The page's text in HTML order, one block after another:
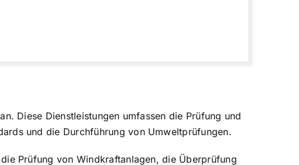
Diese Dienstleistungen umfassen die Prüfung und
und die Durchführung von Umweltprüfungen.
Prüfung von Windkraftanlagen, die Überprüfung